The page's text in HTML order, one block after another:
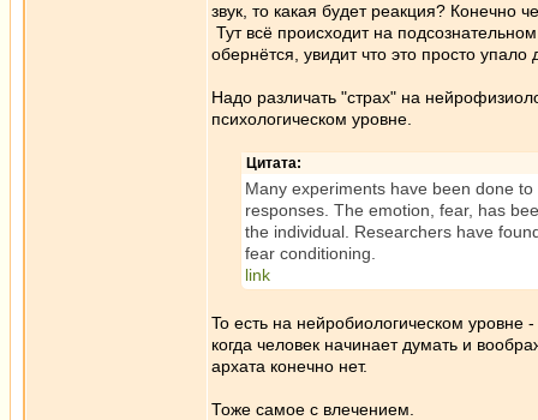
звук, то какая будет реакция? Конечно
Тут всё происходит на
обернётся, увидит что это просто
Надо различать "страх" на
психологическом уровне.
Цитата:
Many experiments have been done
responses. The emotion, fear, has
the individual. Researchers have
fear conditioning.
link
To есть на нейробиологическом
когда человек начинает думать и
архата конечно нет.
Тоже самое с влечением.